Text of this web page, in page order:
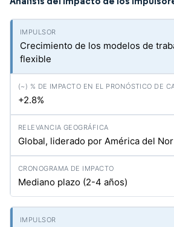
Crecimiento de los modelos de
flexible
+2.8%
Global, liderado por América del
Mediano plazo (2-4 años)